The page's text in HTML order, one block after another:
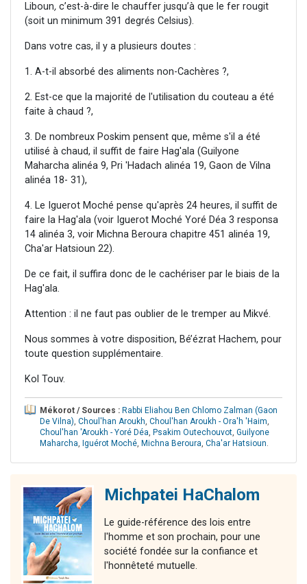
Liboun, c’est-à-dire le chauffer jusqu’à que le fer rougit
(soit un minimum 391 degrés Celsius).
Dans votre cas, il y a plusieurs doutes :
1. A-t-il absorbé des aliments non-Cachères ?,
2. Est-ce que la majorité de l'utilisation du couteau a été
faite à chaud ?,
3. De nombreux Poskim pensent que, même s'il a été
utilisé à chaud, il suffit de faire Hag'ala (Guilyone
Maharcha alinéa 9, Pri 'Hadach alinéa 19, Gaon de Vilna
alinéa 18- 31),
4. Le Iguerot Moché pense qu'après 24 heures, il suffit de
faire la Hag'ala (voir Iguerot Moché Yoré Déa 3 responsa
14 alinéa 3, voir Michna Beroura chapitre 451 alinéa 19,
Cha'ar Hatsioun 22).
De ce fait, il suffira donc de le cachériser par le biais de la
Hag'ala.
Attention : il ne faut pas oublier de le tremper au Mikvé.
Nous sommes à votre disposition, Bé’ézrat Hachem, pour
toute question supplémentaire.
Kol Touv.
Mékorot / Sources : Rabbi Eliahou Ben Chlomo Zalman (Gaon
De Vilna), Choul'han Aroukh, Choul'han Aroukh - Ora'h 'Haim,
Choul'han 'Aroukh - Yoré Déa, Psakim Outechouvot, Guilyone
Maharcha, Iguérot Moché, Michna Beroura, Cha'ar Hatsioun.
Michpatei HaChalom
Le guide-référence des lois entre
l'homme et son prochain, pour une
société fondée sur la confiance et
l'honnêteté mutuelle.